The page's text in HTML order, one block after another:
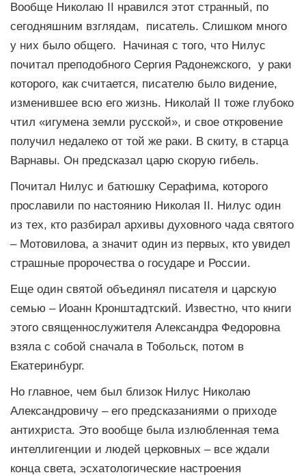
Вообще Николаю II нравился этот странный, по
сегодняшним взглядам, писатель. Слишком много
у них было общего. Начиная с того, что Нилус
почитал преподобного Сергия Радонежского, у раки
которого, как считается, писателю было видение,
изменившее всю его жизнь. Николай II тоже глубоко
чтил «игумена земли русской», и свое откровение
получил недалеко от той же раки. В скиту, в старца
Варнавы. Он предсказал царю скорую гибель.
Почитал Нилус и батюшку Серафима, которого
прославили по настоянию Николая II. Нилус один
из тех, кто разбирал архивы духовного чада святого
– Мотовилова, а значит один из первых, кто увидел
страшные пророчества о государе и России.
Еще один святой объединял писателя и царскую
семью – Иоанн Кронштадтский. Известно, что книги
этого священнослужителя Александра Федоровна
взяла с собой сначала в Тобольск, потом в
Екатеринбург.
Но главное, чем был близок Нилус Николаю
Александровичу – его предсказаниями о приходе
антихриста. Это вообще была излюбленная тема
интеллигенции и людей церковных – все ждали
конца света, эсхатологические настроения